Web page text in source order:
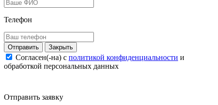
Телефон
Закрыть
Согласен(-на) c политикой конфиденциальности и
обработкой персональных данных
Отправить заявку